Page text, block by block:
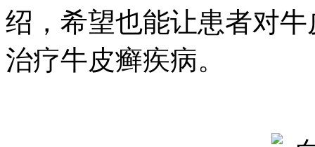
绍，希望也能让患者对
治疗牛皮癣疾病。